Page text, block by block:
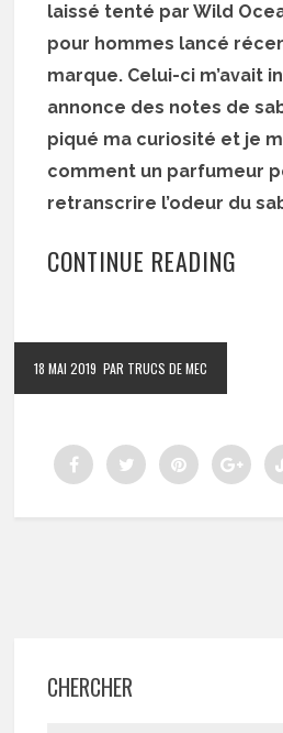
laissé tenté par Wild
pour hommes lancé
marque. Celui-ci m’avait
annonce des notes de
piqué ma curiosité et je
comment un parfumeur
retranscrire l’odeur du
CONTINUE READING
18 MAI 2019 PAR TRUCS DE MEC
CHERCHER